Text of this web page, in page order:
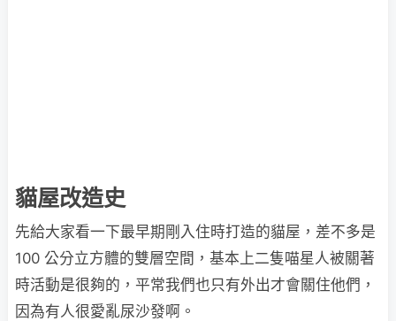
貓屋改造史
先給大家看一下最早期剛入住時打造的貓屋，差不多是
100 公分立方體的雙層空間，基本上二隻喵星人被關著
時活動是很夠的，平常我們也只有外出才會關住他們，
因為有人很愛亂尿沙發啊。